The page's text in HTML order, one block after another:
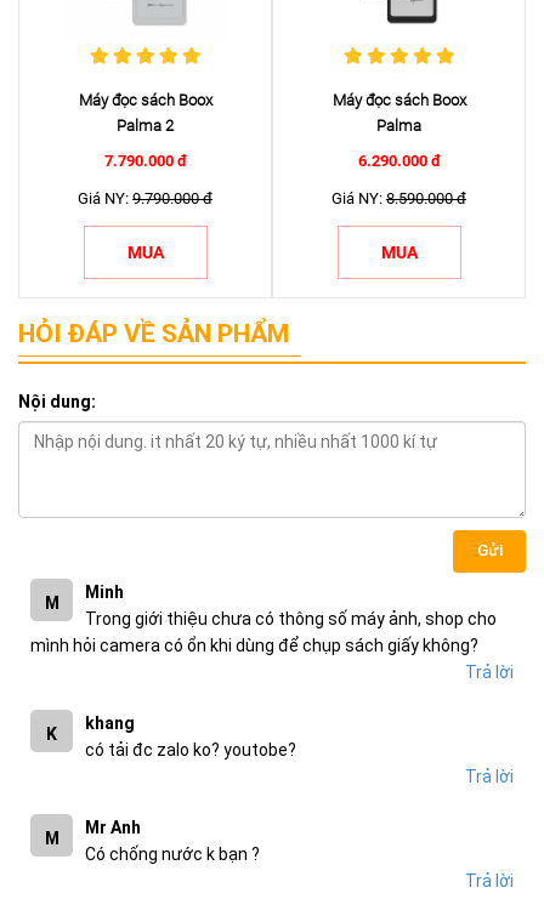
Máy đọc sách Boox
Palma 2
7.790.000 đ
Giá NY: 9.790.000 đ
MUA
Máy đọc sách Boox
Palma
6.290.000 đ
Giá NY: 8.590.000 đ
MUA
HỎI ĐÁP VỀ SẢN PHẨM
Nội dung:
Gửi
M
Minh
Trong giới thiệu chưa có thông số máy ảnh, shop cho
mình hỏi camera có ổn khi dùng để chụp sách giấy không?
Trả lời
K
khang
có tải đc zalo ko? youtobe?
Trả lời
M
Mr Anh
Có chống nước k bạn ?
Trả lời